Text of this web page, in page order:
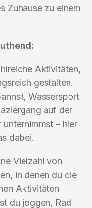
Zuhause zu einem
Aktivitäten,
gestalten.
Wassersport
auf der
– hier
dabei.
Vielzahl von
in denen du die
Aktivitäten
du joggen, Rad